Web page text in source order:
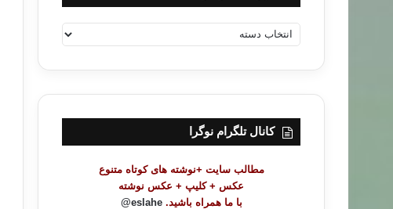
ه
ت
ض
کانال تلگرام نوگرا
مطالب سایت +نوشته های کوتاه متنوع
عکس + کلیپ + عکس نوشته
با ما همراه باشید. eslahe@